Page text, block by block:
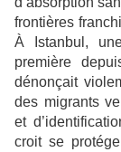
frontières
À Istanbul,
première
dénonçait
des migrants
et
croit se